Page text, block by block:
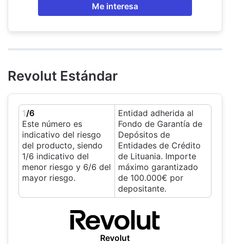
Me interesa
Revolut Estándar
1/6
Este número es
indicativo del riesgo
del producto, siendo
1/6 indicativo del
menor riesgo y 6/6 del
mayor riesgo.
Entidad adherida al
Fondo de Garantía de
Depósitos de
Entidades de Crédito
de Lituania. Importe
máximo garantizado
de 100.000€ por
depositante.
Revolut